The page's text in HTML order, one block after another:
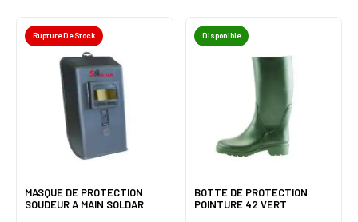
Rupture De Stock
MASQUE DE PROTECTION
SOUDEUR A MAIN SOLDAR
Disponible
BOTTE DE PROTECTION
POINTURE 42 VERT